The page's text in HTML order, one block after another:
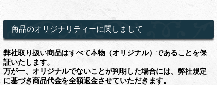
商品のオリジナリティーに関しまして
弊社取り扱い商品はすべて本物（オリジナル）であることを保
証いたします。
万が一、オリジナルでないことが判明した場合には、弊社規定
に基づき商品代金を全額返金させていただきます。